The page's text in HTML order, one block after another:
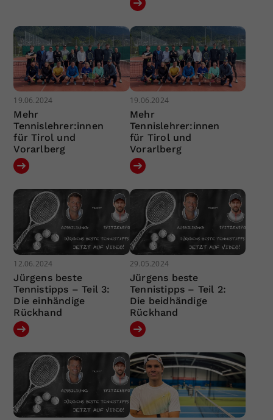
19.06.2024
Mehr
Tennislehrer:innen
für Tirol und
Vorarlberg
19.06.2024
Mehr
Tennislehrer:innen
für Tirol und
Vorarlberg
12.06.2024
Jürgens beste
Tennistipps – Teil 3:
Die einhändige
Rückhand
29.05.2024
Jürgens beste
Tennistipps – Teil 2:
Die beidhändige
Rückhand